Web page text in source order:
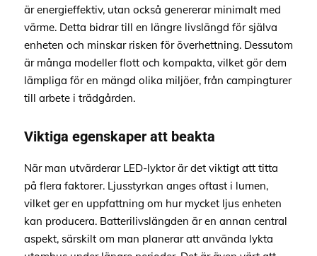
är energieffektiv, utan också genererar minimalt med
värme. Detta bidrar till en längre livslängd för själva
enheten och minskar risken för överhettning. Dessutom
är många modeller flott och kompakta, vilket gör dem
lämpliga för en mängd olika miljöer, från campingturer
till arbete i trädgården.
Viktiga egenskaper att beakta
När man utvärderar LED-lyktor är det viktigt att titta
på flera faktorer. Ljusstyrkan anges oftast i lumen,
vilket ger en uppfattning om hur mycket ljus enheten
kan producera. Batterilivslängden är en annan central
aspekt, särskilt om man planerar att använda lykta